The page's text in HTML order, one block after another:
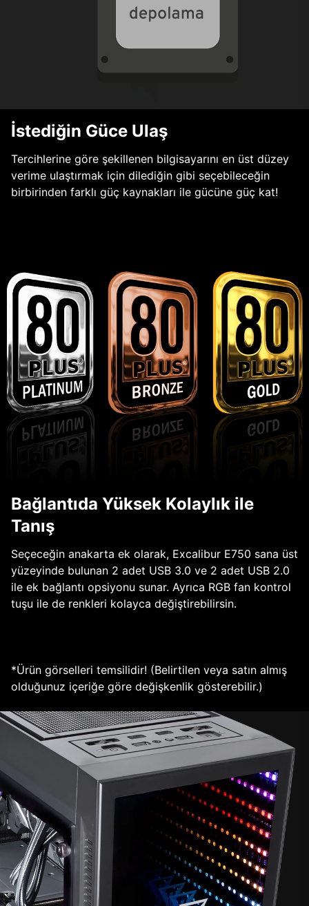
İstediğin Güce Ulaş
Tercihlerine göre şekillenen bilgisayarını en üst düzey
verime ulaştırmak için dilediğin gibi seçebileceğin
birbirinden farklı güç kaynakları ile gücüne güç kat!
Bağlantıda Yüksek Kolaylık ile
Tanış
Seçeceğin anakarta ek olarak, Excalibur E750 sana üst
yüzeyinde bulunan 2 adet USB 3.0 ve 2 adet USB 2.0
ile ek bağlantı opsiyonu sunar. Ayrıca RGB fan kontrol
tuşu ile de renkleri kolayca değiştirebilirsin.
*Ürün görselleri temsilidir! (Belirtilen veya satın almış
olduğunuz içeriğe göre değişkenlik gösterebilir.)